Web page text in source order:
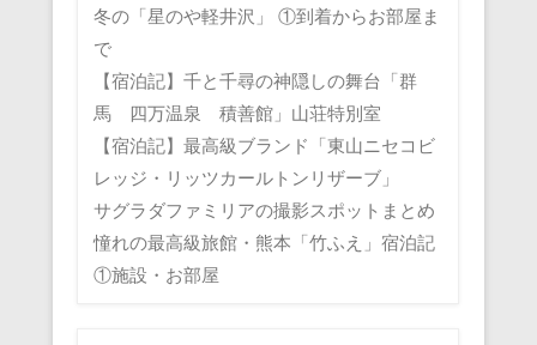
冬の「星のや軽井沢」 ①到着からお部屋ま
で
【宿泊記】千と千尋の神隠しの舞台「群
馬 四万温泉 積善館」山荘特別室
【宿泊記】最高級ブランド「東山ニセコビ
レッジ・リッツカールトンリザーブ」
サグラダファミリアの撮影スポットまとめ
憧れの最高級旅館・熊本「竹ふえ」宿泊記
①施設・お部屋